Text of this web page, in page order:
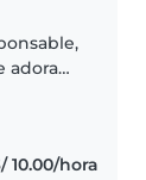
adora
niños
10.00/hora